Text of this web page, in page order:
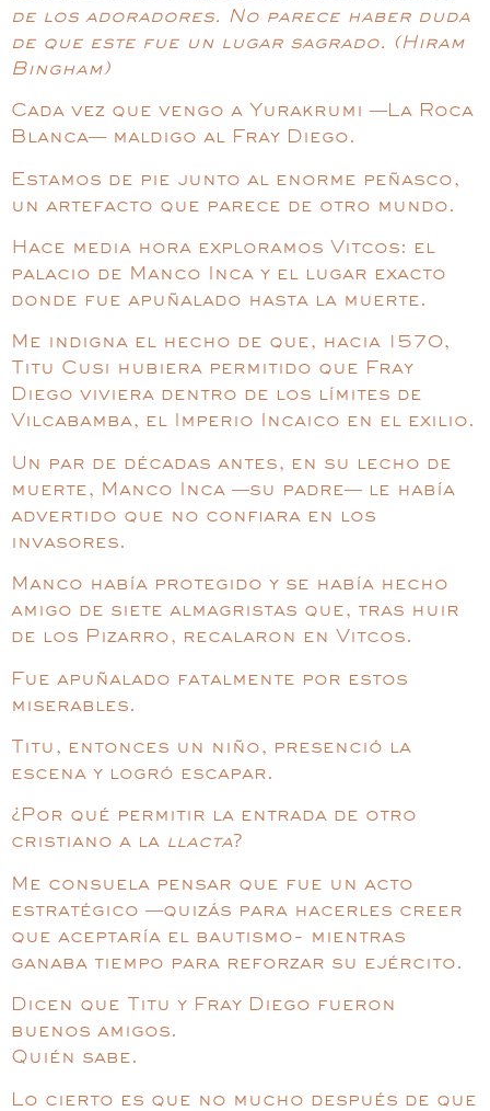
de los adoradores. No parece haber duda
de que este fue un lugar sagrado. (Hiram
Bingham)
Cada vez que vengo a Yurakrumi —La Roca
Blanca— maldigo al Fray Diego.
Estamos de pie junto al enorme peñasco,
un artefacto que parece de otro mundo.
Hace media hora exploramos Vitcos: el
palacio de Manco Inca y el lugar exacto
donde fue apuñalado hasta la muerte.
Me indigna el hecho de que, hacia 1570,
Titu Cusi hubiera permitido que Fray
Diego viviera dentro de los límites de
Vilcabamba, el Imperio Incaico en el exilio.
Un par de décadas antes, en su lecho de
muerte, Manco Inca —su padre— le había
advertido que no confiara en los
invasores.
Manco había protegido y se había hecho
amigo de siete almagristas que, tras huir
de los Pizarro, recalaron en Vitcos.
Fue apuñalado fatalmente por estos
miserables.
Titu, entonces un niño, presenció la
escena y logró escapar.
¿Por qué permitir la entrada de otro
cristiano a la llacta?
Me consuela pensar que fue un acto
estratégico —quizás para hacerles creer
que aceptaría el bautismo- mientras
ganaba tiempo para reforzar su ejército.
Dicen que Titu y Fray Diego fueron
buenos amigos.
Quién sabe.
Lo cierto es que no mucho después de que